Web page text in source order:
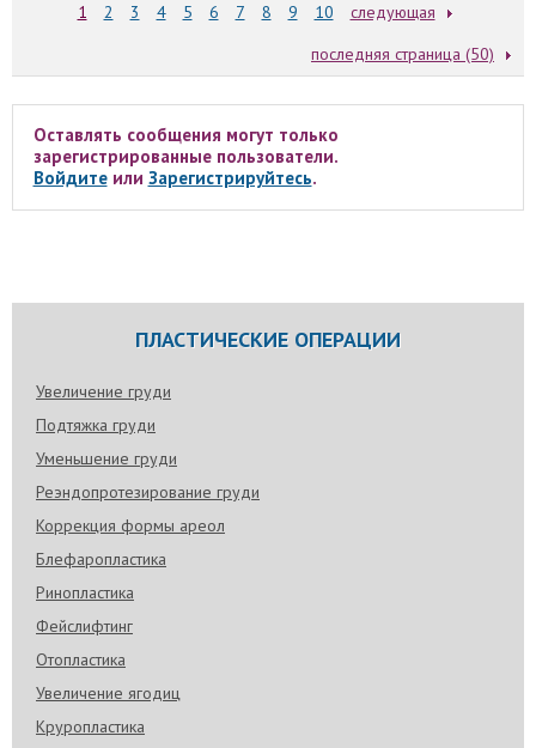
1 2 3 4 5 6 7 8 9 10
следующая
последняя страница (50)
Оставлять сообщения могут только
зарегистрированные пользователи.
Войдитеили Зарегистрируйтесь.
ПЛАСТИЧЕСКИЕ ОПЕРАЦИИ
Увеличение груди
Подтяжка груди
Уменьшение груди
Реэндопротезирование груди
Коррекция формы ареол
Блефаропластика
Ринопластика
Фейслифтинг
Отопластика
Увеличение ягодиц
Круропластика